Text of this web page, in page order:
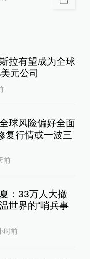
拉有望成为全球
元公司
球风险偏好全面
复行情或一波三
前
：33万人大撤
世界的“哨兵事
时前